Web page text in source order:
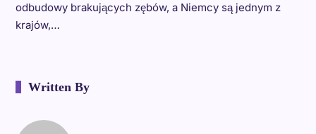
odbudowy brakujących zębów, a Niemcy są jednym z
krajów,…
Written By